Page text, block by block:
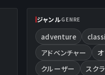
ジャンルGENRE
adventure
アドベンチャー
クルーザー
スク